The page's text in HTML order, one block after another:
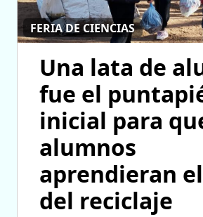
FERIA DE CIENCIAS
Una lata de
fue el
inicial para
alumnos
aprendieran
del reciclaje